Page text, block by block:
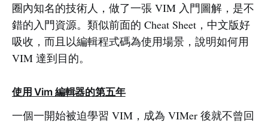
圈內知名的技術人，做了一張 VIM 入門圖解，是不
錯的入門資源。類似前面的 Cheat Sheet，中文版好
吸收，而且以編輯程式碼為使用場景，說明如何用
VIM 達到目的。
使用 Vim 編輯器的第五年
一個一開始被迫學習 VIM，成為 VIMer 後就不曾回